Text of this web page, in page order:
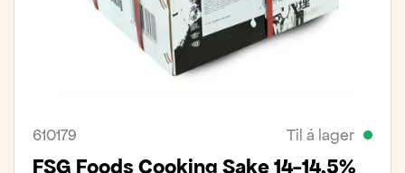
610179 Til á lager
FSG Foods Cooking Sake 14-14,5%